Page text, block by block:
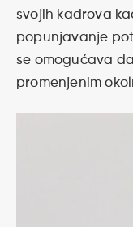
svojih kadrova
popunjavanje
se omogućava
promenjenim